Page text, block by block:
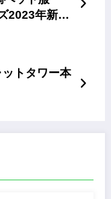
2023年新コ
トタワー本